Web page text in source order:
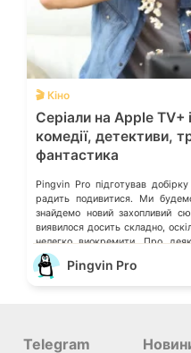
🎬 Кіно
Серіали на Apple
комедії, детективи,
фантастика
Pingvin Pro підготував
радить подивитися. Ми
знайдемо новий захопливий
виявилося досить складно,
нелегко виокремити. Про
коментарях можете порадити ті
Pingvin Pro
Telegram